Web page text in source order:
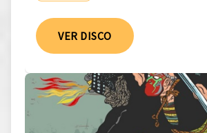
VER DISCO